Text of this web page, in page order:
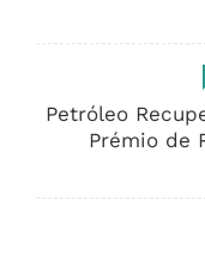
Petróleo
Prémio de